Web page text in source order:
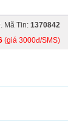
. Mã Tin: 1370842
(giá 3000đ/SMS)